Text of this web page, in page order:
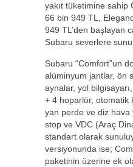
yakıt tüketimine sahip
66 bin 949 TL,
949 TL’den başlayan
Subaru severlere
Subaru “Comfort”un
alüminyum jantlar, ön
aynalar, yol
+ 4 hoparlör, otomatik
yan perde ve diz hava
stop ve VDC (Araç
standart olarak
versiyonunda ise;
paketinin üzerine ek